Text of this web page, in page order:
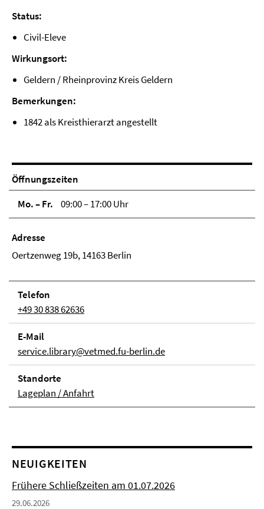
Status:
Civil-Eleve
Wirkungsort:
Geldern / Rheinprovinz Kreis Geldern
Bemerkungen:
1842 als Kreisthierarzt angestellt
Öffnungszeiten
Mo. – Fr.
09:00 – 17:00 Uhr
Adresse
Oertzenweg 19b, 14163 Berlin
Telefon
+49 30 838 62636
E-Mail
service.library@vetmed.fu-berlin.de
Stand­orte
Lageplan / Anfahrt
NEUIGKEITEN
Frühere Schließzeiten am 01.07.2026
29.06.2026